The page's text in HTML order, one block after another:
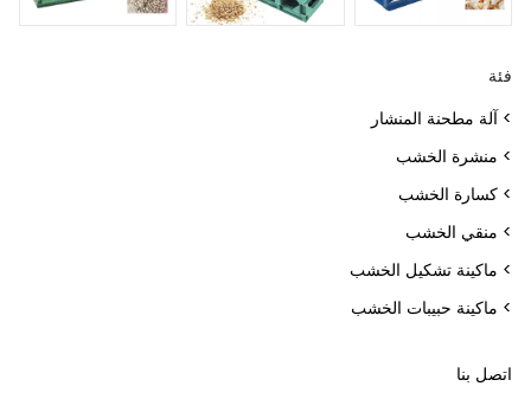
فئة
> آلة مطحنة المنشار
> منشرة الخشب
> كسارة الخشب
> منقي الخشب
> ماكينة تشكيل الخشب
> ماكينة حبيبات الخشب
اتصل بنا